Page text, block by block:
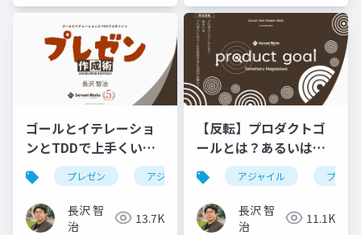
ゴールとイテレーショ
ンとTDDで上手くいく
プレゼン作成術
プレゼン アジャイル ebm rsgt2025
長沢 智
治
13.7K
【反転】プロダクトゴ
ールとは？あるいはプ
ロダクトのゴールを設
定するには何が必要
か？
アジャイル プロダ
長沢 智
治
11.1K